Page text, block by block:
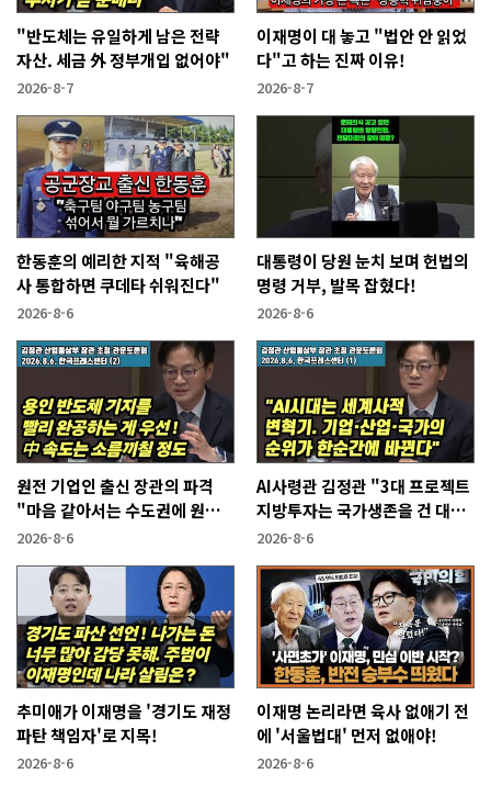
"반도체는 유일하게 남은 전략
자산. 세금 外 정부개입 없어야"
2026-8-7
이재명이 대 놓고 "법안 안 읽었
다"고 하는 진짜 이유!
2026-8-7
한동훈의 예리한 지적 "육해공
사 통합하면 쿠데타 쉬워진다"
2026-8-6
대통령이 당원 눈치 보며 헌법의
명령 거부, 발목 잡혔다!
2026-8-6
원전 기업인 출신 장관의 파격
"마음 같아서는 수도권에 원전
짓고싶다"
2026-8-6
AI사령관 김정관 "3대 프로젝트
지방투자는 국가생존을 건 대전
략"
2026-8-6
추미애가 이재명을 '경기도 재정
파탄 책임자'로 지목!
2026-8-6
이재명 논리라면 육사 없애기 전
에 '서울법대' 먼저 없애야!
2026-8-6